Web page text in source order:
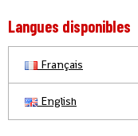
Langues disponibles
Français
English